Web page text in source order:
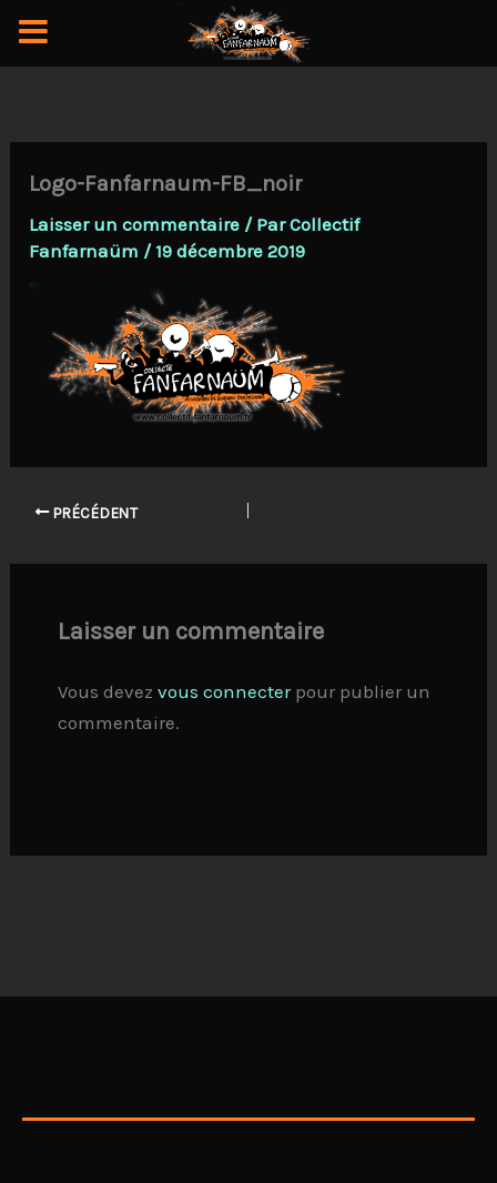
Aller
au
Logo-Fanfarnaum-FB_noir
Laisser un commentaire / ParCollectif
Fanfarnaüm / 19 décembre 2019
PRÉCÉDENT
Laisser un commentaire
Vous devez vous connecterpour publier un
commentaire.